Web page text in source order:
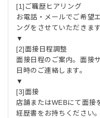
[1]ご職歴ヒアリング
お電話・メールでご希望
ングをさせていただきます
▼
[2]面接日程調整
面接日程のご案内。面接
日時のご連絡します。
▼
[3]面接
店舗またはWEBにて面接
経歴書をお持ちください。